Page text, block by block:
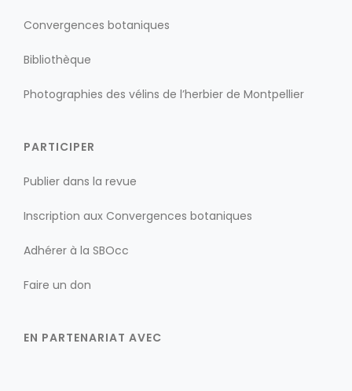
Convergences botaniques
Bibliothèque
Photographies des vélins de l’herbier de Montpellier
PARTICIPER
Publier dans la revue
Inscription aux Convergences botaniques
Adhérer à la SBOcc
Faire un don
EN PARTENARIAT AVEC